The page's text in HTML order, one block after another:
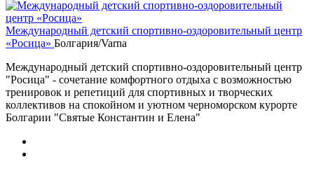
Международный детский спортивно-оздоровительный центр
«Росица» Болгария/Varna
Международный детский спортивно-оздоровительный центр
"Росица" - сочетание комфортного отдыха с возможностью
тренировок и репетиций для спортивных и творческих
коллективов на спокойном и уютном черноморском курорте
Болгарии "Святые Константин и Елена"